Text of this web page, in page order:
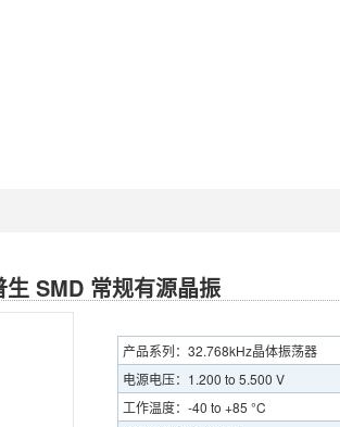
SMD 常规有源晶振
产品系列：32.768kHz晶体振荡器
电源电压：1.200 to 5.500 V
工作温度：-40 to +85 °C